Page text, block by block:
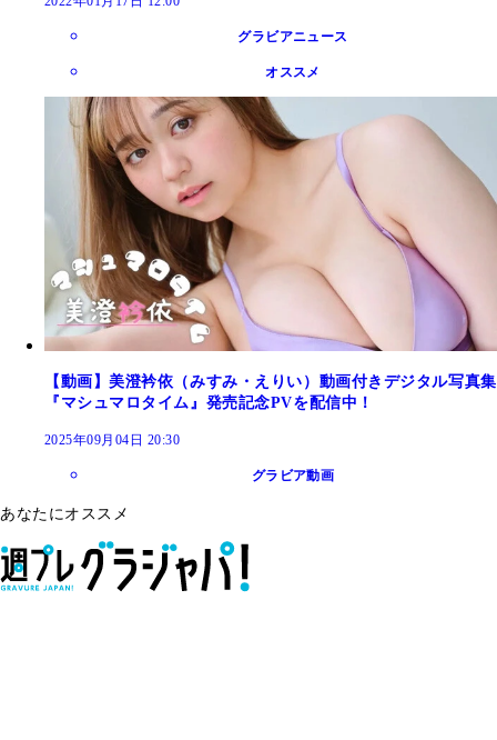
グラビアニュース
オススメ
【動画】美澄衿依（みすみ・えりい）動画付きデジタル写真集
『マシュマロタイム』発売記念PVを配信中！
2025年09月04日 20:30
グラビア動画
あなたにオススメ